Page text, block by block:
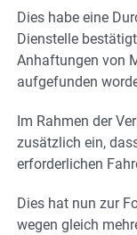
Dies habe eine
Dienstelle
Anhaftungen von
aufgefunden
Im Rahmen der
zusätzlich ein,
erforderlichen
Dies hat nun zur
wegen gleich